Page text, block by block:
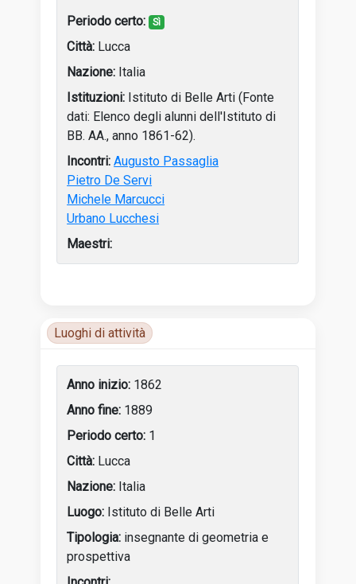
Sì
Lucca
Italia
Istituto di Belle Arti (Fonte
dati: Elenco degli alunni dell'Istituto di
BB. AA., anno 1861-62).
Augusto Passaglia
Pietro De Servi
Michele Marcucci
Urbano Lucchesi
Luoghi di attività
1862
1889
1
Lucca
Italia
Istituto di Belle Arti
insegnante di geometria e
prospettiva